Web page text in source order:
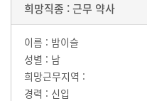
근무 약사
밤이슬
남
신입